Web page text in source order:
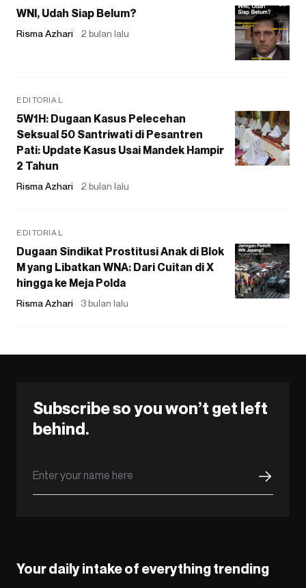
WNI, Udah Siap Belum?
Risma Azhari 2 bulan lalu
EDITORIAL
5W1H: Dugaan Kasus Pelecehan
Seksual 50 Santriwati di Pesantren
Pati: Update Kasus Usai Mandek Hampir
2 Tahun
Risma Azhari 2 bulan lalu
EDITORIAL
Dugaan Sindikat Prostitusi Anak di Blok
M yang Libatkan WNA: Dari Cuitan di X
hingga ke Meja Polda
Risma Azhari 3 bulan lalu
Subscribe so you won’t get left
behind.
Your daily intake of everything trending